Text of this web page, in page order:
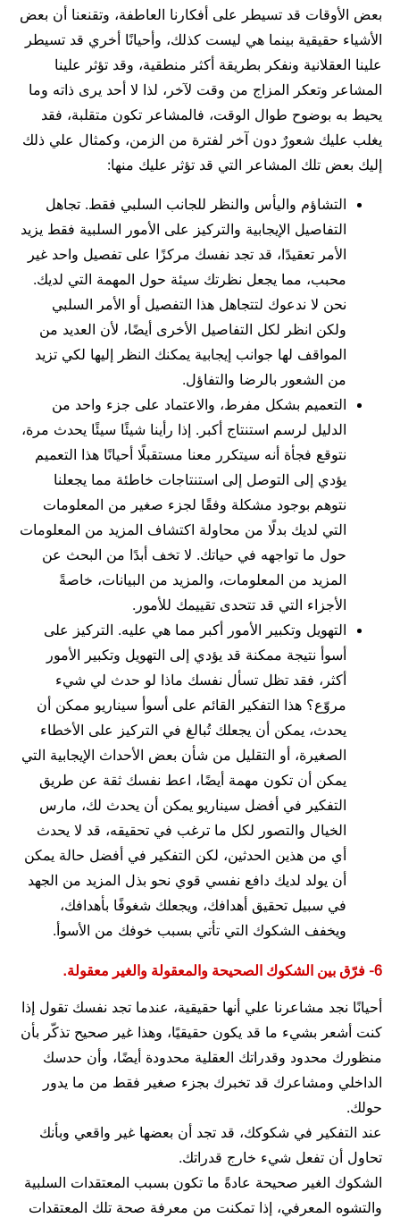
بعض الأوقات قد تسيطر على أفكارنا العاطفة، وتقنعنا أن بعض
الأشياء حقيقية بينما هي ليست كذلك، وأحيانًا أخري قد تسيطر
علينا العقلانية ونفكر بطريقة أكثر منطقية، وقد تؤثر علينا
المشاعر وتعكر المزاج من وقت لآخر، لذا لا أحد يرى ذاته وما
يحيط به بوضوح طوال الوقت، فالمشاعر تكون متقلبة، فقد
يغلب عليك شعورٌ دون آخر لفترة من الزمن، وكمثال علي ذلك
إليك بعض تلك المشاعر التي قد تؤثر عليك منها:
التشاؤم واليأس والنظر للجانب السلبي فقط. تجاهل
التفاصيل الإيجابية والتركيز على الأمور السلبية فقط يزيد
الأمر تعقيدًا، قد تجد نفسك مركزًا على تفصيل واحد غير
محبب، مما يجعل نظرتك سيئة حول المهمة التي لديك.
نحن لا ندعوك لتتجاهل هذا التفصيل أو الأمر السلبي
ولكن انظر لكل التفاصيل الأخرى أيضًا، لأن العديد من
المواقف لها جوانب إيجابية يمكنك النظر إليها لكي تزيد
من الشعور بالرضا والتفاؤل.
التعميم بشكل مفرط، والاعتماد على جزء واحد من
الدليل لرسم استنتاج أكبر. إذا رأينا شيئًا سيئًا يحدث مرة،
نتوقع فجأة أنه سيتكرر معنا مستقبلًا أحيانًا هذا التعميم
يؤدي إلى التوصل إلى استنتاجات خاطئة مما يجعلنا
نتوهم بوجود مشكلة وفقًا لجزء صغير من المعلومات
التي لديك بدلًا من محاولة اكتشاف المزيد من المعلومات
حول ما تواجهه في حياتك. لا تخف أبدًا من البحث عن
المزيد من المعلومات، والمزيد من البيانات، خاصةً
الأجزاء التي قد تتحدى تقييمك للأمور.
التهويل وتكبير الأمور أكبر مما هي عليه. التركيز على
أسوأ نتيجة ممكنة قد يؤدي إلى التهويل وتكبير الأمور
أكثر، فقد تظل تسأل نفسك ماذا لو حدث لي شيء
مروّع؟ هذا التفكير القائم على أسوأ سيناريو ممكن أن
يحدث، يمكن أن يجعلك تُبالغ في التركيز على الأخطاء
الصغيرة، أو التقليل من شأن بعض الأحداث الإيجابية التي
يمكن أن تكون مهمة أيضًا، اعط نفسك ثقة عن طريق
التفكير في أفضل سيناريو يمكن أن يحدث لك، مارس
الخيال والتصور لكل ما ترغب في تحقيقه، قد لا يحدث
أي من هذين الحدثين، لكن التفكير في أفضل حالة يمكن
أن يولد لديك دافع نفسي قوي نحو بذل المزيد من الجهد
في سبيل تحقيق أهدافك، ويجعلك شغوفًا بأهدافك،
ويخفف الشكوك التي تأتي بسبب خوفك من الأسوأ.
6- فرّق بين الشكوك الصحيحة والمعقولة والغير معقولة.
أحيانًا نجد مشاعرنا علي أنها حقيقية، عندما تجد نفسك تقول إذا
كنت أشعر بشيء ما قد يكون حقيقيًا، وهذا غير صحيح تذكّر بأن
منظورك محدود وقدراتك العقلية محدودة أيضًا، وأن حدسك
الداخلي ومشاعرك قد تخبرك بجزء صغير فقط من ما يدور
حولك.
عند التفكير في شكوكك، قد تجد أن بعضها غير واقعي وبأنك
تحاول أن تفعل شيء خارج قدراتك.
الشكوك الغير صحيحة عادةً ما تكون بسبب المعتقدات السلبية
والتشوه المعرفي، إذا تمكنت من معرفة صحة تلك المعتقدات